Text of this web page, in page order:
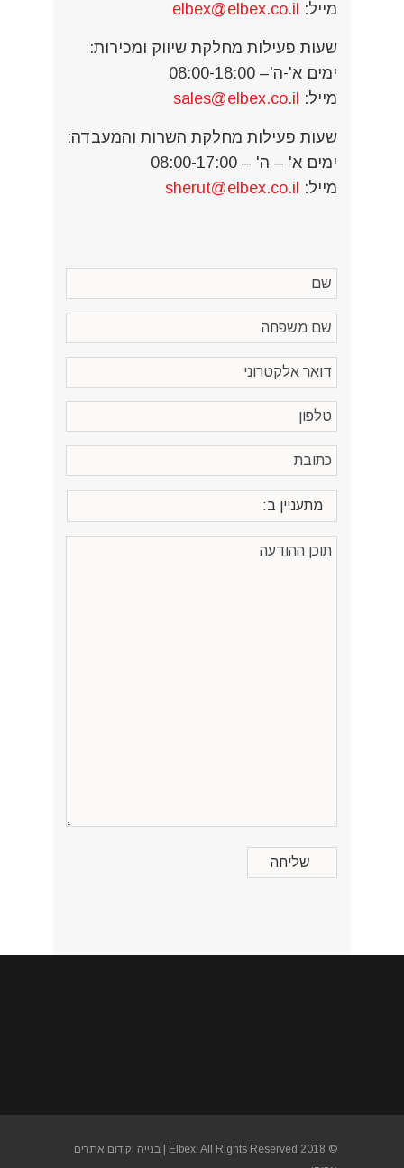
מייל: elbex@elbex.co.il
שעות פעילות מחלקת שיווק ומכירות:
ימים א'-ה'– 08:00-18:00
מייל: sales@elbex.co.il
שעות פעילות מחלקת השרות והמעבדה:
ימים א' – ה' – 08:00-17:00
מייל: sherut@elbex.co.il
© 2018 Elbex. All Rights Reserved |
בנייה וקידום אתרים